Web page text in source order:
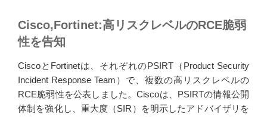
Cisco,Fortinet:高リスクレベルのRCE脆弱
性を告知
CiscoとFortinetは、それぞれのPSIRT（Product Security
Incident Response Team）で、複数の高リスクレベルの
RCE脆弱性を公表しました。Ciscoは、PSIRTの情報公開
体制を強化し、重大度（SIR）を明示したアドバイザリを